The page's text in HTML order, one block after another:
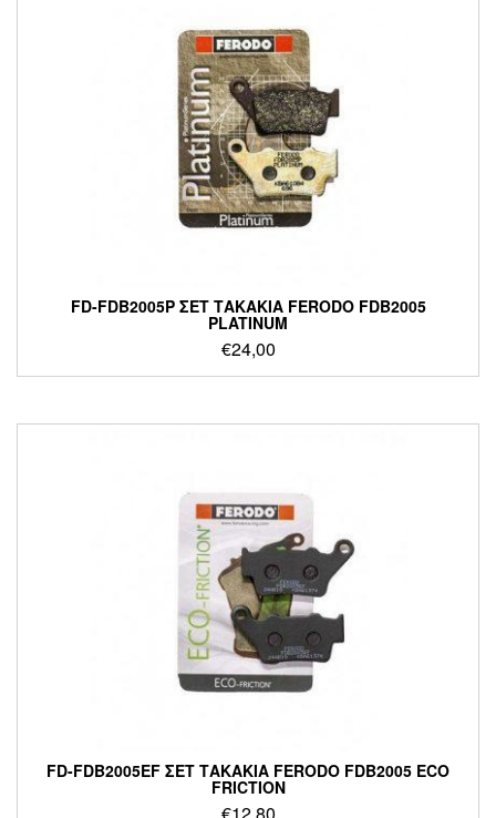
FD-FDB2005P ΣΕΤ ΤΑΚΑΚΙΑ FERODO FDB2005
PLATINUM
€24,00
FD-FDB2005EF ΣΕΤ ΤΑΚΑΚΙΑ FERODO FDB2005 ECO
FRICTION
€12,80